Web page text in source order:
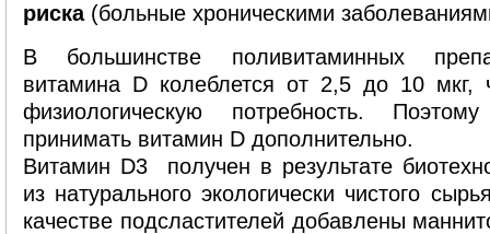
риска(больные хроническими
В большинстве поливитаминных
витамина D колеблется от 2,5 до 10 мкг,
физиологическую потребность.
принимать витамин D дополнительно.
Витамин D3 получен в результате
из натурального экологически чистого
качестве подсластителей добавлены